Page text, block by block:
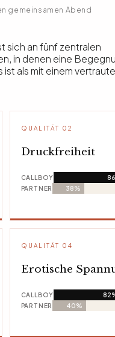
gemeinsamen Abend
sich an fünf zentralen
in denen eine
ist als mit einem
QUALITÄT 02
Druckfreiheit
CALLBOY
PARTNER
38%
QUALITÄT 04
Erotische
CALLBOY
PARTNER
40%